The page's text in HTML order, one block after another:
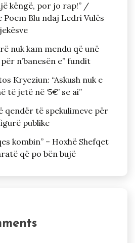
këngë, por jo rap!” /
Poem Blu ndaj Ledri Vulës
nuk kam mendu që unë
n’banesën e” fundit
Kryeziun: “Askush nuk e
jetë në ‘5€’ se ai”
qendër të spekulimeve për
publike
kombin” – Hoxhë Shefqet
që po bën bujë